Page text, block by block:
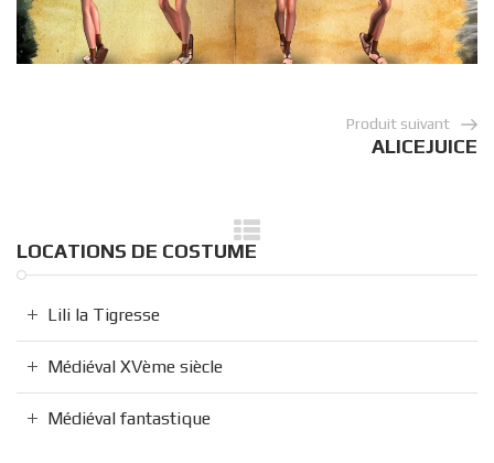
Produit suivant
ALICEJUICE
LOCATIONS DE COSTUME
Lili la Tigresse
Médiéval XVème siècle
Médiéval fantastique